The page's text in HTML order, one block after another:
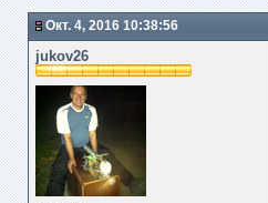
Окт. 4, 2016 10:38:56
jukov26